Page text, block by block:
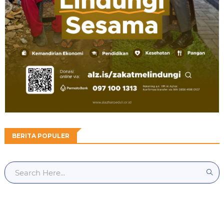
BERITA POPULER